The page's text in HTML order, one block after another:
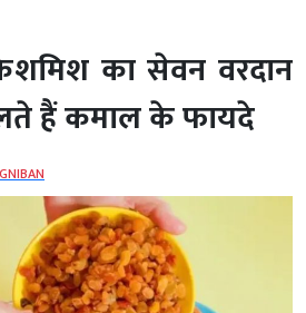
का सेवन वरदान
हैं कमाल के फायदे